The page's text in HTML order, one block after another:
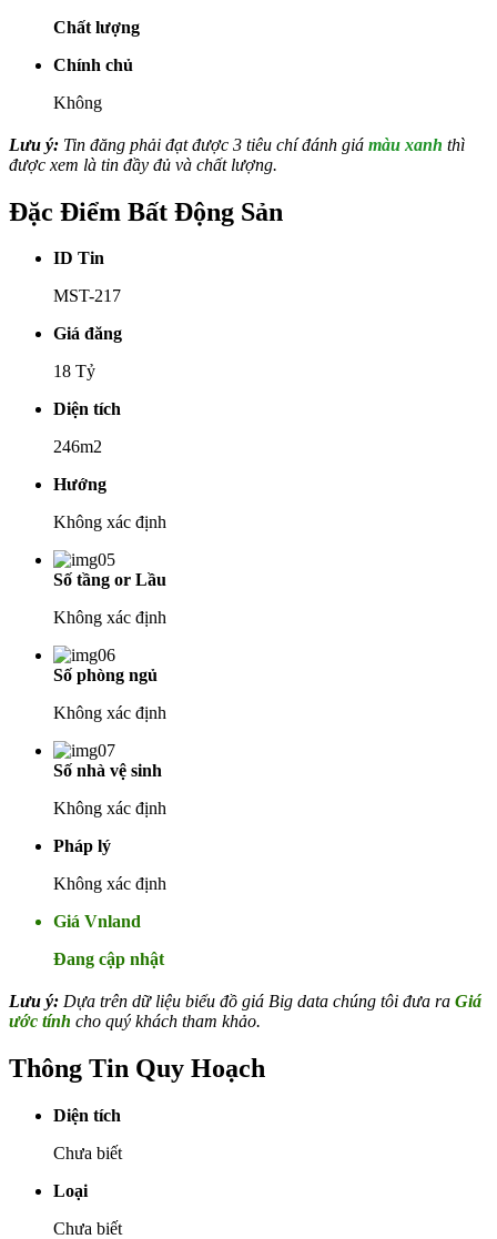
Chất lượng
Chính chủ
Không
Lưu ý: Tin đăng phải đạt được 3 tiêu chí đánh giá màu xanh thì
được xem là tin đầy đủ và chất lượng.
Đặc Điểm Bất Động Sản
ID Tin
MST-217
Giá đăng
18 Tỷ
Diện tích
246m2
Hướng
Không xác định
Số tầng or Lầu
Không xác định
Số phòng ngủ
Không xác định
Số nhà vệ sinh
Không xác định
Pháp lý
Không xác định
Giá Vnland
Đang cập nhật
Lưu ý: Dựa trên dữ liệu biểu đồ giá Big data chúng tôi đưa ra Giá
ước tính cho quý khách tham khảo.
Thông Tin Quy Hoạch
Diện tích
Chưa biết
Loại
Chưa biết